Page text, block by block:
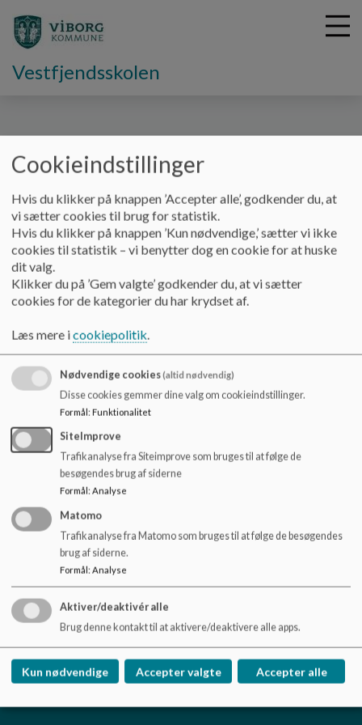
h
Vestfjendsskolen
Forside Forskellige i fællesskab
Forskellige i fællesskab
Byrådet har i løbet af 2018 arbejdet med en ny styringsmodel
- Sammenhængsmodellen. I Børn & Unge arbejder vi med
sammenhængsmodellen under titlen ”Forskellige i
Fællesskab”.
Læs mere om Forskellige i Fællesskab her.
præsentation (viborg.dk)
Vestfjendsskolen
Dåsbjergvej 17, 7800 Skive
skole.vestfjendsskolen@viborg.dk
87872685
EAN NR. 5798004601617
Tilgængelighedserklæring
Cookieindstillinger
Hvis du klikker på knappen ’Accepter alle’, godkender du, at
vi sætter cookies til brug for statistik.
Hvis du klikker på knappen ’Kun nødvendige,’ sætter vi ikke
cookies til statistik – vi benytter dog en cookie for at huske
dit valg.
Klikker du på ’Gem valgte’ godkender du, at vi sætter
cookies for de kategorier du har krydset af.
Læs mere icookiepolitik.
Nødvendige cookies(altid nødvendig)
Disse cookies gemmer dine valg om cookieindstillinger.
Formål: Funktionalitet
SiteImprove
Trafikanalyse fra Siteimprove som bruges til at følge de
besøgendes brug af siderne
Formål : Analyse
Matomo
Trafikanalyse fra Matomo som bruges til at følge de besøgendes
brug af siderne.
Formål: Analyse
Aktiver/deaktivér alle
Brug denne kontakt til at aktivere/deaktivere alle apps.
Kun nødvendige Accepter valgte Accepter alle